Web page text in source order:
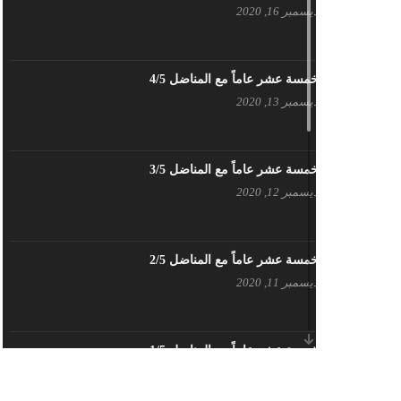
بيان حزب اليسار الديمقراطي السوري
تنويه صادر عن المكتب الإعلامي لحزب
بطاقة تهنئة – حزب اليسار الديمقراطي
أَنقِذوا اللَاجِئين السُوريين في لُبنان –
أبريل 26, 2023
ديسمبر 16, 2020
خمسة عشر عاماً مع المناضل 4/5
ديسمبر 13, 2020
خمسة عشر عاماً مع المناضل 3/5
ديسمبر 12, 2020
خمسة عشر عاماً مع المناضل 2/5
ديسمبر 11, 2020
خمسة عشر عاماً مع المناضل 1/5